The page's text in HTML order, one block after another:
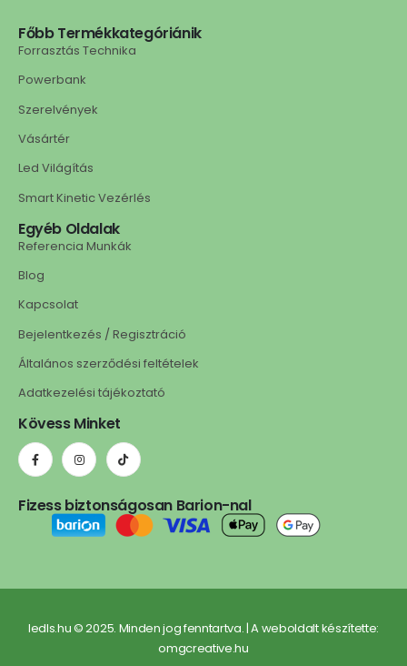
Főbb Termékkategóriánik
Forrasztás Technika
Powerbank
Szerelvények
Vásártér
Led Világítás
Smart Kinetic Vezérlés
Egyéb Oldalak
Referencia Munkák
Blog
Kapcsolat
Bejelentkezés / Regisztráció
Általános szerződési feltételek
Adatkezelési tájékoztató
Kövess Minket
Fizess biztonságosan Barion-nal
ledls.hu © 2025. Minden jog fenntartva. | A weboldalt készítette:
omgcreative.hu